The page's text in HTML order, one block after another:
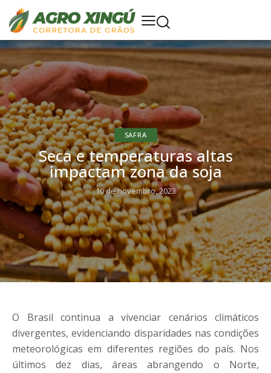
SAFRA
Seca e temperaturas altas
impactam zona da soja
10 de novembro, 2023
O Brasil continua a vivenciar cenários climáticos
divergentes, evidenciando disparidades nas condições
meteorológicas em diferentes regiões do país. Nos
últimos dez dias, áreas abrangendo o Norte,